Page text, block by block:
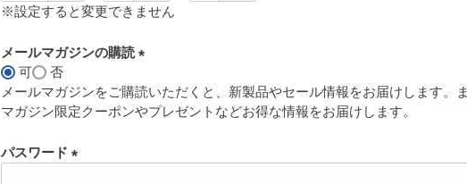
※設定すると変更できません
メールマガジンの購読
必
須
可
否
メールマガジンをご購読いただくと、新製品やセール情報をお届けします。
マガジン限定クーポンやプレゼントなどお得な情報をお届けします。
パスワード